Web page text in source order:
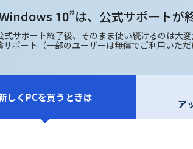
10”は、 公式サポートが
サポート終了後、そのまま使い続けるのは大変
ポート（一部のユーザーは無償でご利用いた
しくPCを買うときは
ア